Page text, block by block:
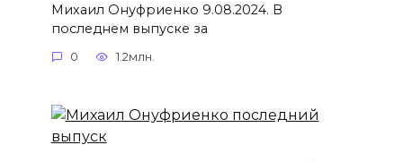
Михаил Онуфриенко 9.08.2024. В
последнем выпуске за
0 1.2млн.